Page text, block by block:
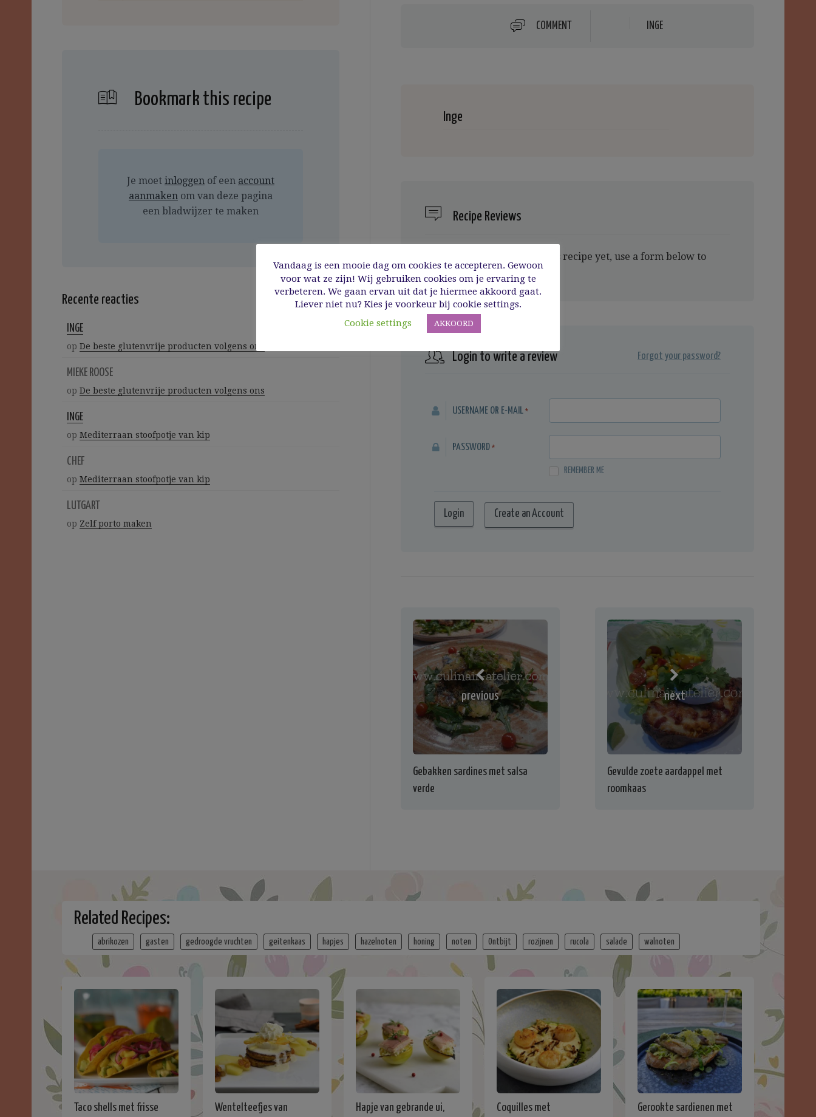
Bookmark this recipe
Je moet inloggen of een account
aanmaken om van deze pagina
een bladwijzer te maken
Recente reacties
INGE
op De beste glutenvrije producten volgens ons
MIEKE ROOSE
op De beste glutenvrije producten volgens ons
INGE
op Mediterraan stoofpotje van kip
CHEF
op Mediterraan stoofpotje van kip
LUTGART
op Zelf porto maken
COMMENT INGE
Inge
Recipe Reviews
There are no reviews for this recipe yet, use a form below to
write your review
Login to write a review Forgot your password?
USERNAME OR E-MAIL *
PASSWORD *
REMEMBER ME
Create an Account
previous
Gebakken sardines met salsa
verde
next
Gevulde zoete aardappel met
roomkaas
Related Recipes:
abrikozen gasten gedroogde vruchten geitenkaas hapjes hazelnoten honing noten Ontbijt rozijnen rucola salade walnoten
Taco shells met frisse Wentelteefjes van Hapje van gebrande ui, Coquilles met Gerookte sardienen met
Vandaag is een mooie dag om cookies te accepteren. Gewoon
voor wat ze zijn! Wij gebruiken cookies om je ervaring te
verbeteren. We gaan ervan uit dat je hiermee akkoord gaat.
Liever niet nu? Kies je voorkeur bij cookie settings.
Cookie settings
AKKOORD